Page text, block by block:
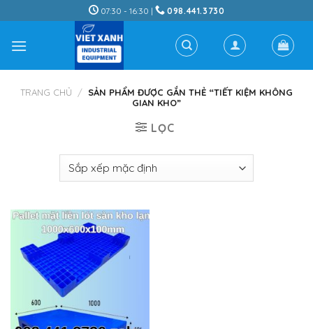
to
content
07:30 - 16:30 | 098.441.3730
TRANG CHỦ / SẢN PHẨM ĐƯỢC GẮN THẺ “TIẾT KIỆM KHÔNG
GIAN KHO”
LỌC